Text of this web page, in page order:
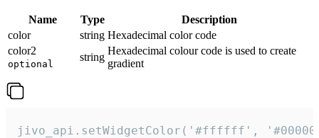
Name Type
Description
color
string Hexadecimal color code
color2
optional
string
Hexadecimal colour code is used to create
gradient
jivo_api.setWidgetColor('#ffffff',